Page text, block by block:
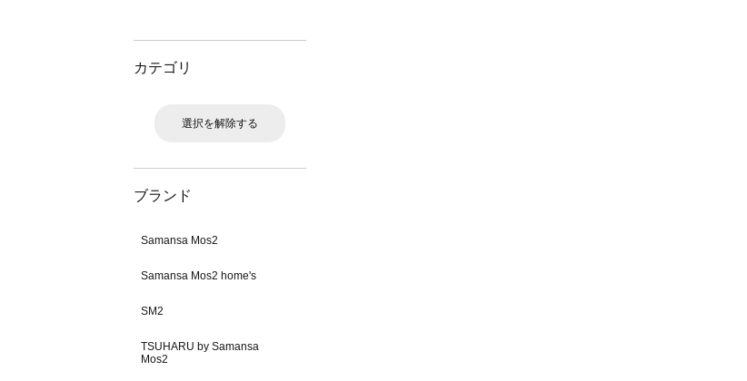
カテゴリ
選択を解除する
ブランド
Samansa Mos2
Samansa Mos2 home's
SM2
TSUHARU by Samansa
Mos2